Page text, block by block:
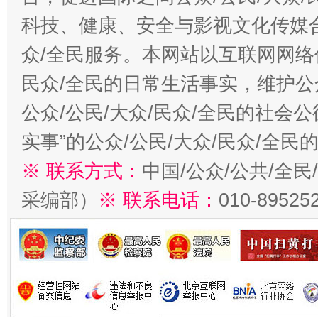
科技、健康、安全与影视文化传
众/全民服务。本网站以互联网网
民众/全民的日常生活事实，维护
公众/公民/大众/民众/全民的社会公
实事”的公众/公民/大众/民众/全民
※ 联系方式： 中国/公众/公共/全
采编部） ※ 联系电话： 010-